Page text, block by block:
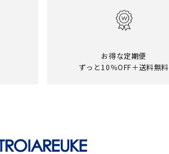
お得な定期便
ずっと10％OFF＋送料無料